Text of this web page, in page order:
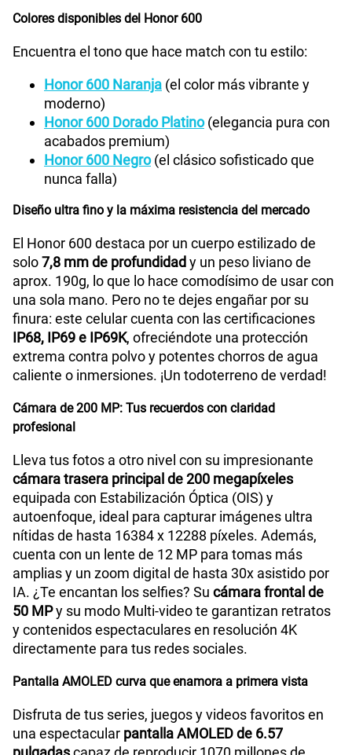
Paga solo S/289.90
Colores disponibles del Honor 600
Encuentra el tono que hace match con tu estilo:
Honor 600 Naranja (el color más vibrante y
moderno)
Honor 600 Dorado Platino(elegancia pura con
acabados premium)
Honor 600 Negro(el clásico sofisticado que
nunca falla)
Diseño ultra fino y la máxima resistencia del mercado
El Honor 600 destaca por un cuerpo estilizado de
solo7,8 mm de profundidad y un peso liviano de
aprox. 190g, lo que lo hace comodísimo de usar con
una sola mano. Pero no te dejes engañar por su
finura: este celular cuenta con las certificaciones
IP68, IP69 e IP69K, ofreciéndote una protección
extrema contra polvo y potentes chorros de agua
caliente o inmersiones. ¡Un todoterreno de verdad!
Cámara de 200 MP: Tus recuerdos con claridad
profesional
Lleva tus fotos a otro nivel con su impresionante
cámara trasera principal de 200 megapíxeles
equipada con Estabilización Óptica (OIS) y
autoenfoque, ideal para capturar imágenes ultra
nítidas de hasta 16384 x 12288 píxeles. Además,
cuenta con un lente de 12 MP para tomas más
amplias y un zoom digital de hasta 30x asistido por
IA. ¿Te encantan los selfies? Su cámara frontal de
50 MPy su modo Multi-video te garantizan retratos
y contenidos espectaculares en resolución 4K
directamente para tus redes sociales.
Pantalla AMOLED curva que enamora a primera vista
Disfruta de tus series, juegos y videos favoritos en
una espectacular pantalla AMOLED de 6.57